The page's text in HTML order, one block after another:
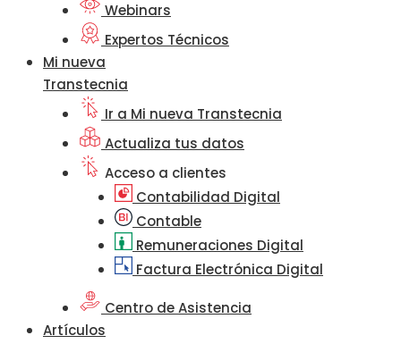
Webinars
Expertos Técnicos
Mi nueva
Transtecnia
Ir a Mi nueva Transtecnia
Actualiza tus datos
Acceso a clientes
Contabilidad Digital
Contable
Remuneraciones Digital
Factura Electrónica Digital
Centro de Asistencia
Artículos